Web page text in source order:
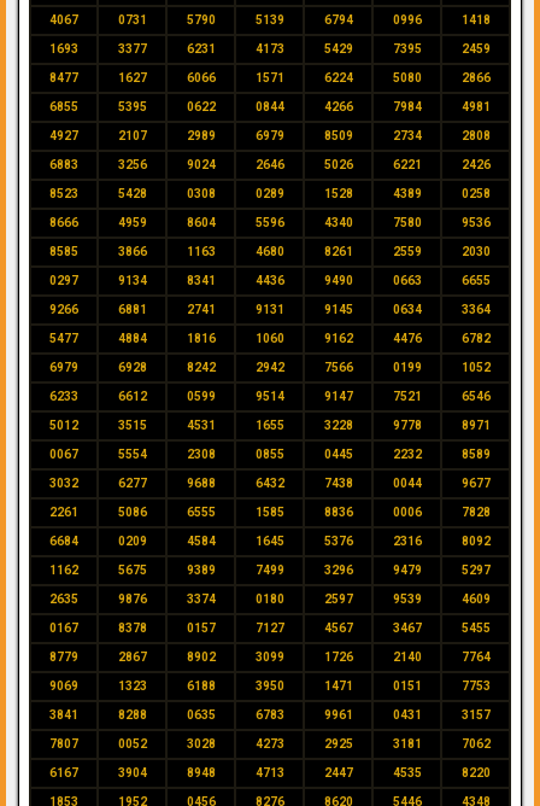
4067 0731 5790 5139 6794 0996 1418
1693 3377 6231 4173 5429 7395 2459
8477 1627 6066 1571 6224 5080 2866
6855 5395 0622 0844 4266 7984 4981
4927 2107 2989 6979 8509 2734 2808
6883 3256 9024 2646 5026 6221 2426
8523 5428 0308 0289 1528 4389 0258
8666 4959 8604 5596 4340 7580 9536
8585 3866 1163 4680 8261 2559 2030
0297 9134 8341 4436 9490 0663 6655
9266 6881 2741 9131 9145 0634 3364
5477 4884 1816 1060 9162 4476 6782
6979 6928 8242 2942 7566 0199 1052
6233 6612 0599 9514 9147 7521 6546
5012 3515 4531 1655 3228 9778 8971
0067 5554 2308 0855 0445 2232 8589
3032 6277 9688 6432 7438 0044 9677
2261 5086 6555 1585 8836 0006 7828
6684 0209 4584 1645 5376 2316 8092
1162 5675 9389 7499 3296 9479 5297
2635 9876 3374 0180 2597 9539 4609
0167 8378 0157 7127 4567 3467 5455
8779 2867 8902 3099 1726 2140 7764
9069 1323 6188 3950 1471 0151 7753
3841 8288 0635 6783 9961 0431 3157
7807 0052 3028 4273 2925 3181 7062
6167 3904 8948 4713 2447 4535 8220
1853 1952 0456 8276 8620 5446 4348